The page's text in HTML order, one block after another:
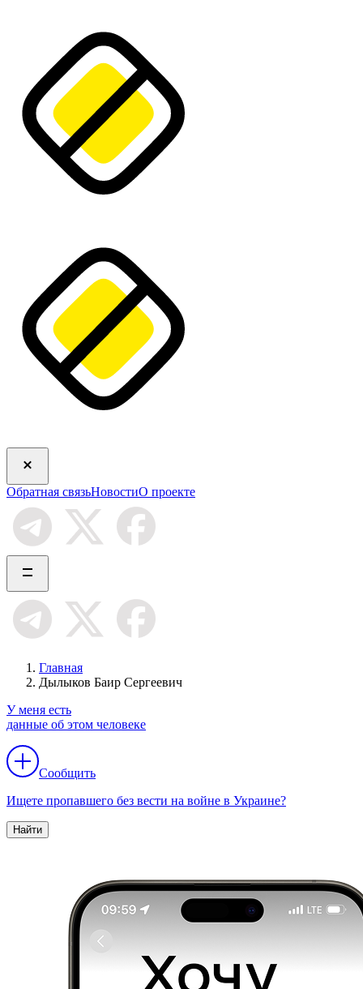
Обратная связьНовостиО проекте
Главная
Дылыков Баир Сергеевич
У меня есть
данные об этом человеке
Сообщить
Ищете пропавшего без вести на войне в Украине?
Найти